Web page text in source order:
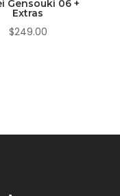
Gensouki 06 +
Extras
$249.00